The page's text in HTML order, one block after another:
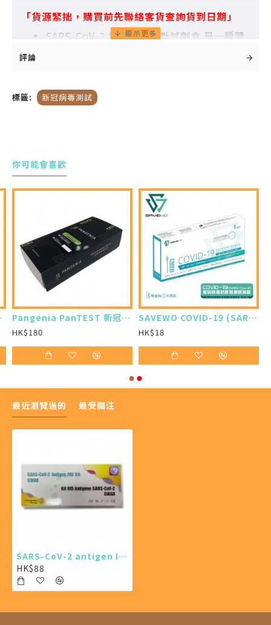
「貨源緊拙，購買前先聯絡客貨查詢貨到日期」
SARS-CoV-2 抗原體外診斷試劑盒 是一種體
基於對新冠病毒抗原特異的單克隆抗體。 它
採購12盒 只需$816及免運費
12盒以下需加可順豐運費$30
*測試效果可能出現差異。產品不作治療或預防任
何疾病之用，如有懷疑或感到不適，請及早尋求醫
生專業協助。
評論
標籤: 新冠病毒測試
你可能會喜歡
支裝) Pangenia PanTEST 新冠病毒抗原快速測試 (缺貨中)
HK$180
SAVEWO COVID-19 (SARS-COV-2) ANTIGEN TEST KIT 新型冠狀病毒抗原測試劑
HK$18
最近瀏覽過的 最受關注
SARS-CoV-2 antigen IVD kit 新冠病毒抗原快速測試盒(12盒$816)
HK$88